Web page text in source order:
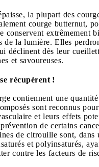
la plupart des
courge butternut,
conservent extrêmement
de la lumière. Elles
déclinent dès leur
et savoureuses.
récupèrent !
contiennent une
sont reconnus
et leurs effets
de certains
de citrouille sont, dans
et polyinsaturés,
contre les facteurs de